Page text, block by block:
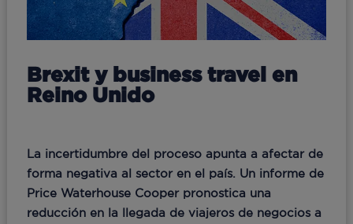
Brexit y business travel en
Reino Unido
La incertidumbre del proceso apunta a afectar de
forma negativa al sector en el país. Un informe de
Price Waterhouse Cooper pronostica una
reducción en la llegada de viajeros de negocios a